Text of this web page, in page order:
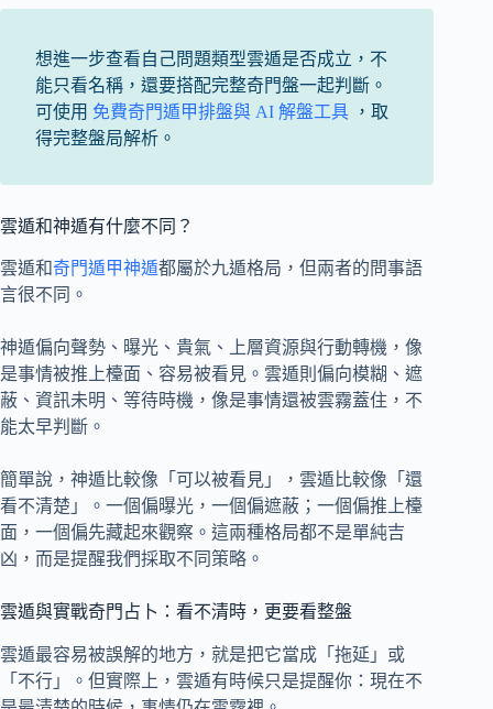
想進一步查看自己問題類型雲遁是否成立，不
能只看名稱，還要搭配完整奇門盤一起判斷。
可使用 免費奇門遁甲排盤與 AI 解盤工具 ，取
得完整盤局解析。
雲遁和神遁有什麼不同？
雲遁和奇門遁甲神遁都屬於九遁格局，但兩者的問事語
言很不同。
神遁偏向聲勢、曝光、貴氣、上層資源與行動轉機，像
是事情被推上檯面、容易被看見。雲遁則偏向模糊、遮
蔽、資訊未明、等待時機，像是事情還被雲霧蓋住，不
能太早判斷。
簡單說，神遁比較像「可以被看見」，雲遁比較像「還
看不清楚」。一個偏曝光，一個偏遮蔽；一個偏推上檯
面，一個偏先藏起來觀察。這兩種格局都不是單純吉
凶，而是提醒我們採取不同策略。
雲遁與實戰奇門占卜：看不清時，更要看整盤
雲遁最容易被誤解的地方，就是把它當成「拖延」或
「不行」。但實際上，雲遁有時候只是提醒你：現在不